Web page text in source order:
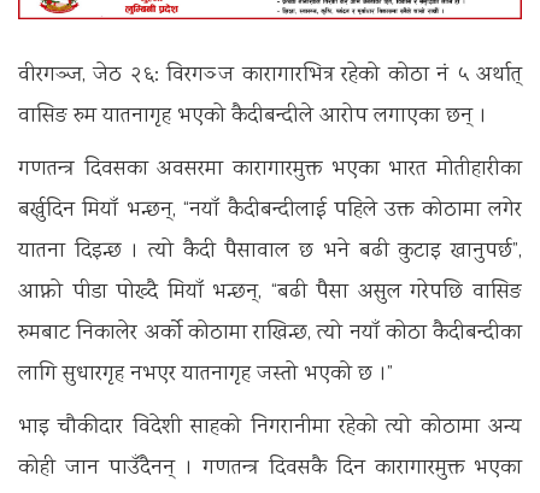
वीरगञ्ज, जेठ २६: विरगञ्‍ज कारागारभित्र रहेको कोठा नं ५ अर्थात्
वासिङ रुम यातनागृह भएको कैदीबन्दीले आरोप लगाएका छन् ।
गणतन्त्र दिवसका अवसरमा कारागारमुक्त भएका भारत मोतीहारीका
बर्खुदिन मियाँ भन्छन्, “नयाँ कैदीबन्दीलाई पहिले उक्त कोठामा लगेर
यातना दिइन्छ । त्यो कैदी पैसावाल छ भने बढी कुटाइ खानुपर्छ”,
आफ्नो पीडा पोख्दै मियाँ भन्छन्, “बढी पैसा असुल गरेपछि वासिङ
रुमबाट निकालेर अर्को कोठामा राखिन्छ, त्यो नयाँ कोठा कैदीबन्दीका
लागि सुधारगृह नभएर यातनागृह जस्तो भएको छ ।”
भाइ चौकीदार विदेशी साहको निगरानीमा रहेको त्यो कोठामा अन्य
कोही जान पाउँदैनन् । गणतन्त्र दिवसकै दिन कारागारमुक्त भएका